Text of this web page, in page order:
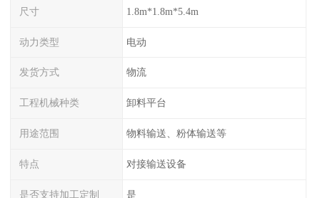
尺寸 1.8m*1.8m*5.4m
动力类型 电动
发货方式 物流
工程机械种类 卸料平台
用途范围 物料输送、粉体输送等
特点 对接输送设备
是否支持加工定制 是